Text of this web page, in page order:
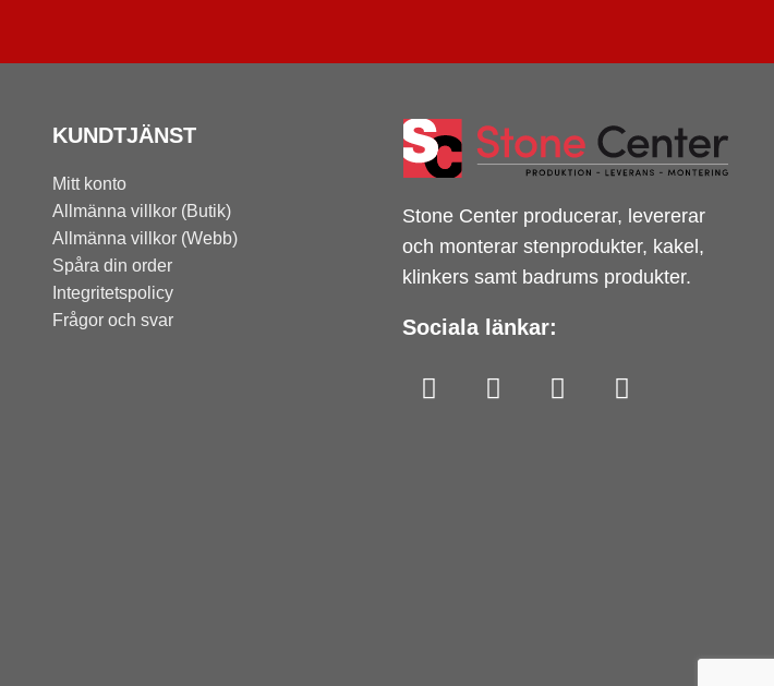
KUNDTJÄNST
Mitt konto
Allmänna villkor (Butik)
Allmänna villkor (Webb)
Spåra din order
Integritetspolicy
Frågor och svar
Stone Center producerar, levererar
och monterar stenprodukter, kakel,
klinkers samt badrums produkter.
Sociala länkar: